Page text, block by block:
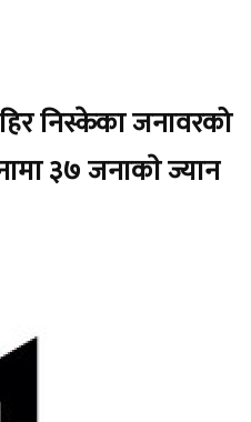
निस्केका जनावरको
३७ जनाकाे ज्यान